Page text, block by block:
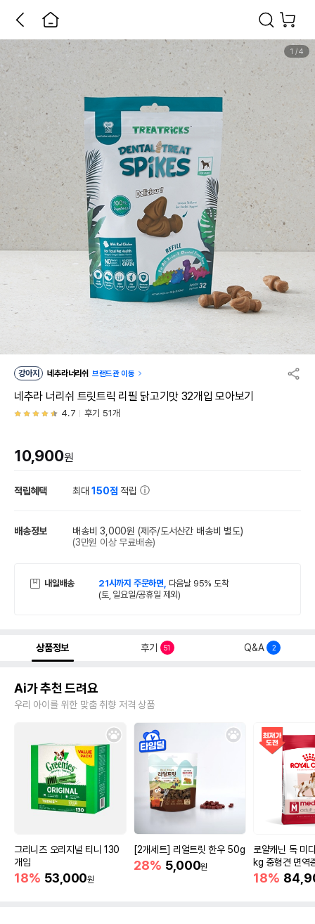
1 /4
강아지 네추라너리쉬 브랜드관 이동
네추라 너리쉬 트릿트릭 리필 닭고기맛 32개입 모아보기
4.7 후기 51개
10,900원
적립혜택 최대150점 적립
배송정보 배송비 3,000원 (제주/도서산간 배송비 별도)
(3만원 이상 무료배송)
내일배송 21시까지 주문하면, 다음날 95% 도착
(토, 일요일/공휴일 제외)
상품정보 후기 51 Q&A 2
Ai가 추천 드려요
우리 아이를 위한 맞춤 취향 저격 상품
그리니즈 오리지널 티니 130
개입
18% 53,000원
[2개세트] 리얼트릿 한우 50g
28% 5,000원
로얄캐닌 독 미
kg 중형견 면역
18%